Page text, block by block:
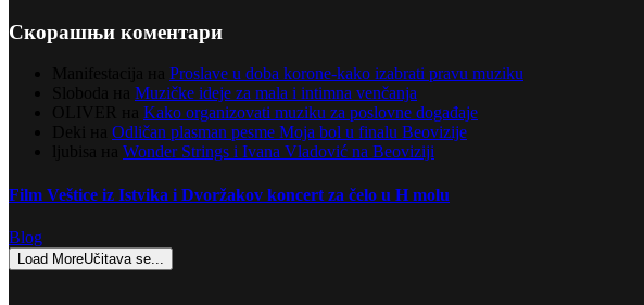
Скорашњи коментари
Proslave u doba korone-kako izabrati pravu muziku
Muzičke ideje za mala i intimna venčanja
Kako organizovati muziku za poslovne događaje
Odličan plasman pesme Moja bol u finalu Beovizije
Wonder Strings i Ivana Vladović na Beoviziji
Film Veštice iz Istvika i Dvoržakov koncert za čelo u H molu
Blog
Load MoreUčitava se...